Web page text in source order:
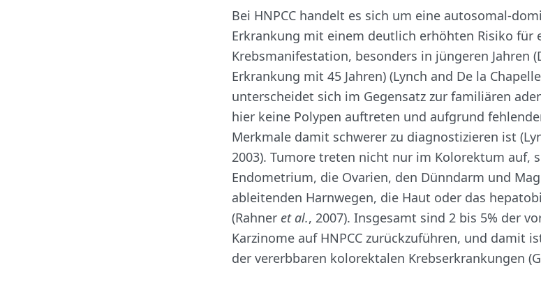
Bei HNPCC handelt es sich um eine autosomal-
Erkrankung mit einem deutlich erhöhten Risiko für
Krebsmanifestation, besonders in jüngeren Jahren
Erkrankung mit 45 Jahren) (Lynch and De la
unterscheidet sich im Gegensatz zur familiären
hier keine Polypen auftreten und aufgrund
Merkmale damit schwerer zu diagnostizieren ist
2003). Tumore treten nicht nur im Kolorektum auf,
Endometrium, die Ovarien, den Dünndarm und
ableitenden Harnwegen, die Haut oder das
(Rahner et al., 2007). Insgesamt sind 2 bis 5% der
Karzinome auf HNPCC zurückzuführen, und damit
der vererbbaren kolorektalen Krebserkrankungen